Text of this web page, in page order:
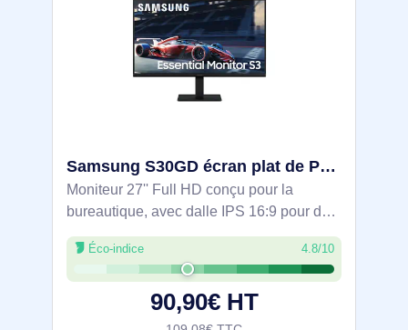
Samsung S30GD écran plat de PC 68,6 cm (27") 1920 x 1080 pixels Full HD LCD Noir - LS27D300GAUXEN
Moniteur 27'' Full HD conçu pour la
bureautique, avec dalle IPS 16:9 pour des
couleurs homogènes et larges angles
178°. Rafraîchissement 100 Hz et 5 ms
pour des mouvements fluides. Confort
Éco-indice 4.8/10
90,90€ HT